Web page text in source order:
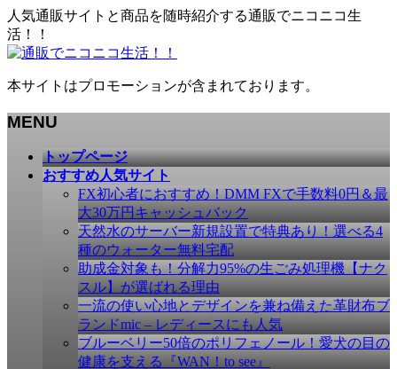
人気通販サイトと商品を随時紹介する通販でニコニコ生
活！！
本サイトはプロモーションが含まれております。
MENU
トップページ
おすすめ人気サイト
FX初心者におすすめ！DMM FXで手数料0円＆最
大30万円キャッシュバック
天然水のサーバー新規設置で特典あり！選べる4
種のウォーター無料宅配
助成金対象も！分解力95%の生ごみ処理機【ナク
スル】が選ばれる理由
一流の使い心地とデザインを兼ね備えた革財布ブ
ランドmic – レディースにも人気
ブルーベリー50倍のポリフェノール！愛犬の目の
健康を支える『WAN！to see』